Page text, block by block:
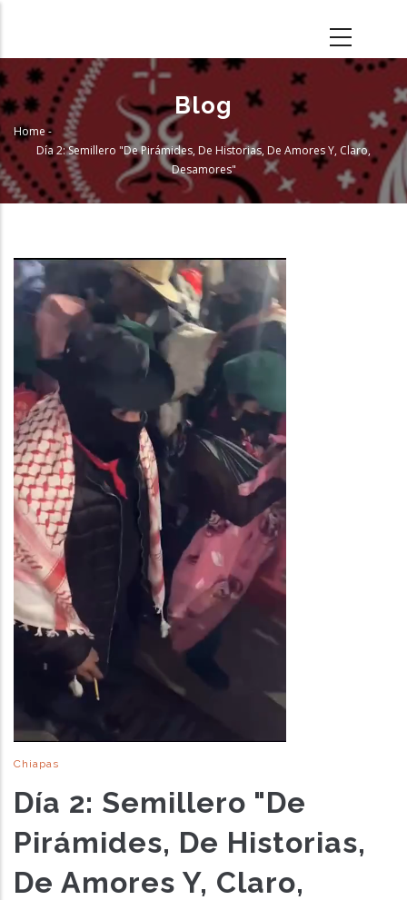
main
content
Blog
Breadcrumb
Home -
Día 2: Semillero "De Pirámides, De Historias, De Amores Y, Claro,
Desamores"
Chiapas
Día 2: Semillero "De
Pirámides, De Historias,
De Amores Y, Claro,